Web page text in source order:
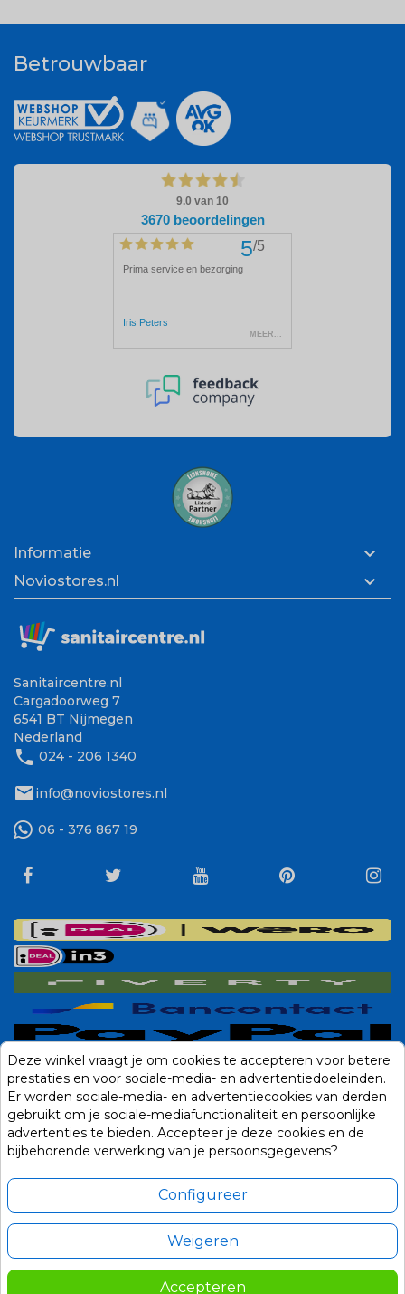
Betrouwbaar
Informatie 
Noviostores.nl 
Sanitaircentre.nl
Cargadoorweg 7
6541 BT Nijmegen
Nederland
phone 024 - 206 1340
mailinfo@noviostores.nl
06 - 376 867 19
Deze winkel vraagt je om cookies te accepteren voor betere
prestaties en voor sociale-media- en advertentiedoeleinden.
Er worden sociale-media- en advertentiecookies van derden
gebruikt om je sociale-mediafunctionaliteit en persoonlijke
advertenties te bieden. Accepteer je deze cookies en de
bijbehorende verwerking van je persoonsgegevens?
Configureer
Weigeren
Accepteren